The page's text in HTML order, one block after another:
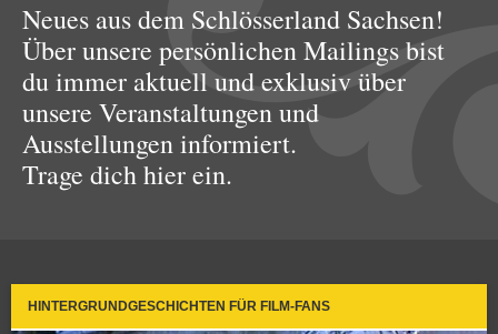
Neues aus dem Schlösserland Sachsen!
Über unsere persönlichen Mailings bist
du immer aktuell und exklusiv über
unsere Veranstaltungen und
Ausstellungen informiert.
Trage dich hier ein.
HINTERGRUNDGESCHICHTEN FÜR FILM-FANS